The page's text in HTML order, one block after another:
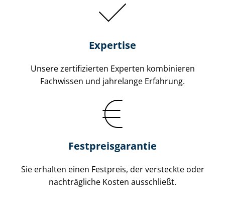
Expertise
Unsere zertifizierten Experten kombinieren
Fachwissen und jahrelange Erfahrung.
Fest­preis­ga­ran­tie
Sie erhalten einen Festpreis, der versteckte oder
nachträgliche Kosten ausschließt.